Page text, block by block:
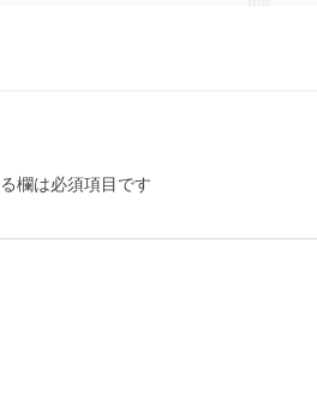
欄は必須項目です